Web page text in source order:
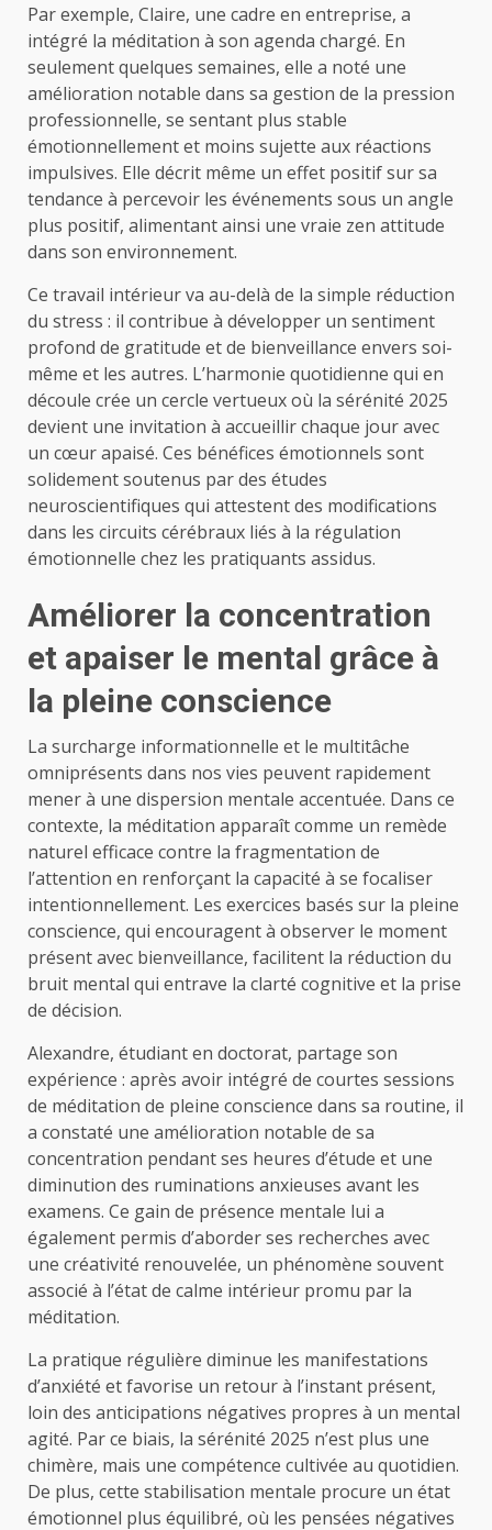
Par exemple, Claire, une cadre en entreprise, a
intégré la méditation à son agenda chargé. En
seulement quelques semaines, elle a noté une
amélioration notable dans sa gestion de la pression
professionnelle, se sentant plus stable
émotionnellement et moins sujette aux réactions
impulsives. Elle décrit même un effet positif sur sa
tendance à percevoir les événements sous un angle
plus positif, alimentant ainsi une vraie zen attitude
dans son environnement.
Ce travail intérieur va au-delà de la simple réduction
du stress : il contribue à développer un sentiment
profond de gratitude et de bienveillance envers soi-
même et les autres. L’harmonie quotidienne qui en
découle crée un cercle vertueux où la sérénité 2025
devient une invitation à accueillir chaque jour avec
un cœur apaisé. Ces bénéfices émotionnels sont
solidement soutenus par des études
neuroscientifiques qui attestent des modifications
dans les circuits cérébraux liés à la régulation
émotionnelle chez les pratiquants assidus.
Améliorer la concentration
et apaiser le mental grâce à
la pleine conscience
La surcharge informationnelle et le multitâche
omniprésents dans nos vies peuvent rapidement
mener à une dispersion mentale accentuée. Dans ce
contexte, la méditation apparaît comme un remède
naturel efficace contre la fragmentation de
l’attention en renforçant la capacité à se focaliser
intentionnellement. Les exercices basés sur la pleine
conscience, qui encouragent à observer le moment
présent avec bienveillance, facilitent la réduction du
bruit mental qui entrave la clarté cognitive et la prise
de décision.
Alexandre, étudiant en doctorat, partage son
expérience : après avoir intégré de courtes sessions
de méditation de pleine conscience dans sa routine, il
a constaté une amélioration notable de sa
concentration pendant ses heures d’étude et une
diminution des ruminations anxieuses avant les
examens. Ce gain de présence mentale lui a
également permis d’aborder ses recherches avec
une créativité renouvelée, un phénomène souvent
associé à l’état de calme intérieur promu par la
méditation.
La pratique régulière diminue les manifestations
d’anxiété et favorise un retour à l’instant présent,
loin des anticipations négatives propres à un mental
agité. Par ce biais, la sérénité 2025 n’est plus une
chimère, mais une compétence cultivée au quotidien.
De plus, cette stabilisation mentale procure un état
émotionnel plus équilibré, où les pensées négatives